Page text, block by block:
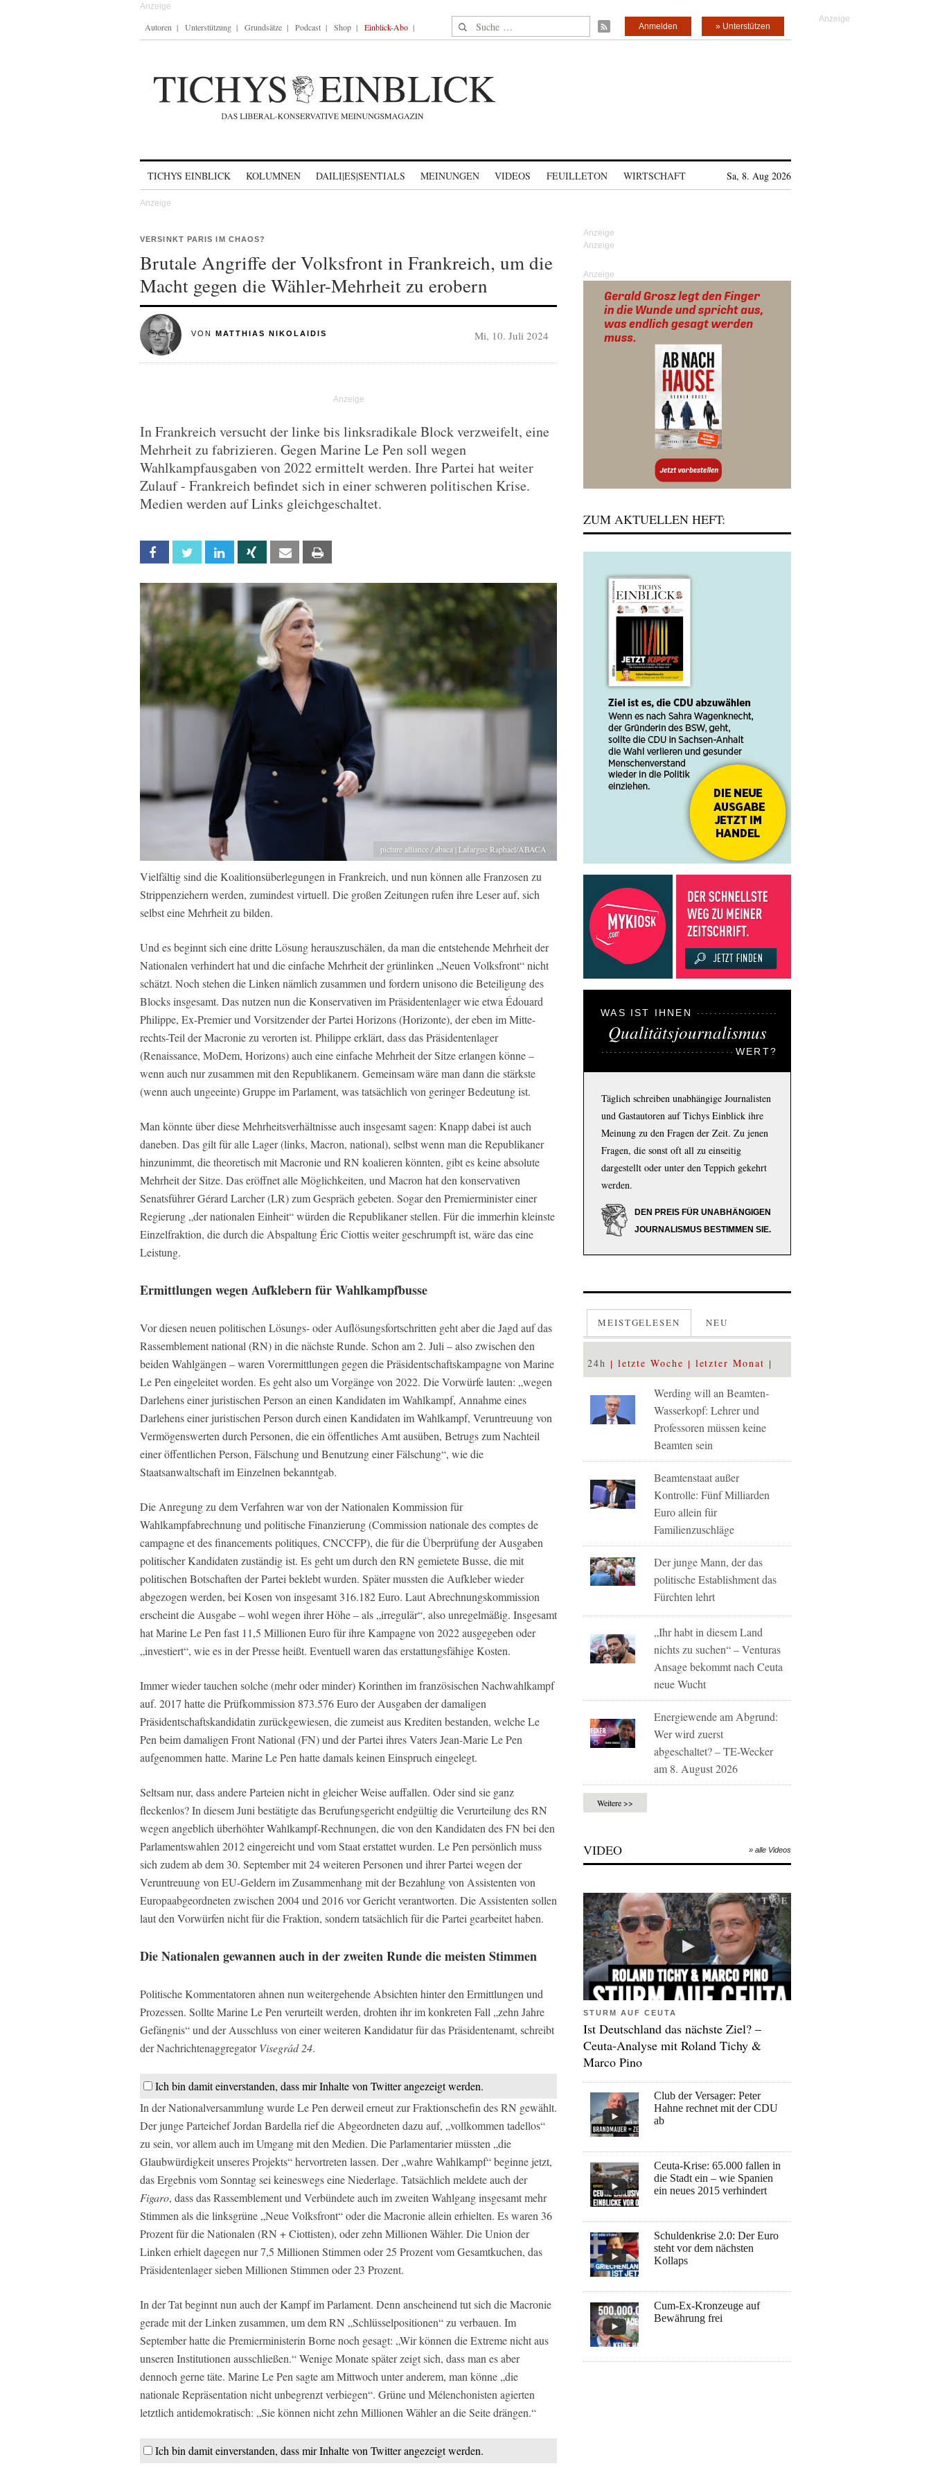
Autoren Unterstützung Grundsätze Podcast Shop Einblick-Abo Suche nach: » Unterstützen
Anmelden
TICHYS EINBLICK KOLUMNEN DAILI|ES|SENTIALS MEINUNGEN VIDEOS FEUILLETON WIRTSCHAFT Sa, 8. Aug 2026
VERSINKT PARIS IM CHAOS?
Brutale Angriffe der Volksfront in Frankreich, um die
Macht gegen die Wähler-Mehrheit zu erobern
VON MATTHIAS NIKOLAIDIS Mi, 10. Juli 2024
In Frankreich versucht der linke bis linksradikale Block verzweifelt, eine
Mehrheit zu fabrizieren. Gegen Marine Le Pen soll wegen
Wahlkampfausgaben von 2022 ermittelt werden. Ihre Partei hat weiter
Zulauf - Frankreich befindet sich in einer schweren politischen Krise.
Medien werden auf Links gleichgeschaltet.
Facebook Twitter Linkedin Xing Email
picture alliance / abaca | Lafargue Raphael/ABACA
Vielfältig sind die Koalitionsüberlegungen in Frankreich, und nun können alle Franzosen zu
Strippenziehern werden, zumindest virtuell. Die großen Zeitungen rufen ihre Leser auf, sich
selbst eine Mehrheit zu bilden.
Und es beginnt sich eine dritte Lösung herauszuschälen, da man die entstehende Mehrheit der
Nationalen verhindert hat und die einfache Mehrheit der grünlinken „Neuen Volksfront“ nicht
schätzt. Noch stehen die Linken nämlich zusammen und fordern unisono die Beteiligung des
Blocks insgesamt. Das nutzen nun die Konservativen im Präsidentenlager wie etwa Édouard
Philippe, Ex-Premier und Vorsitzender der Partei Horizons (Horizonte), der eben im Mitte-
rechts-Teil der Macronie zu verorten ist. Philippe erklärt, dass das Präsidentenlager
(Renaissance, MoDem, Horizons) auch eine einfache Mehrheit der Sitze erlangen könne –
wenn auch nur zusammen mit den Republikanern. Gemeinsam wäre man dann die stärkste
(wenn auch ungeeinte) Gruppe im Parlament, was tatsächlich von geringer Bedeutung ist.
Man könnte über diese Mehrheitsverhältnisse auch insgesamt sagen: Knapp dabei ist auch
daneben. Das gilt für alle Lager (links, Macron, national), selbst wenn man die Republikaner
hinzunimmt, die theoretisch mit Macronie und RN koalieren könnten, gibt es keine absolute
Mehrheit der Sitze. Das eröffnet alle Möglichkeiten, und Macron hat den konservativen
Senatsführer Gérard Larcher (LR) zum Gespräch gebeten. Sogar den Premierminister einer
Regierung „der nationalen Einheit“ würden die Republikaner stellen. Für die immerhin kleinste
Einzelfraktion, die durch die Abspaltung Éric Ciottis weiter geschrumpft ist, wäre das eine
Leistung.
Ermittlungen wegen Aufklebern für Wahlkampfbusse
Vor diesen neuen politischen Lösungs- oder Auflösungsfortschritten geht aber die Jagd auf das
Rassemblement national (RN) in die nächste Runde. Schon am 2. Juli – also zwischen den
beiden Wahlgängen – waren Vorermittlungen gegen die Präsidentschaftskampagne von Marine
Le Pen eingeleitet worden. Es geht also um Vorgänge von 2022. Die Vorwürfe lauten: „wegen
Darlehens einer juristischen Person an einen Kandidaten im Wahlkampf, Annahme eines
Darlehens einer juristischen Person durch einen Kandidaten im Wahlkampf, Veruntreuung von
Vermögenswerten durch Personen, die ein öffentliches Amt ausüben, Betrugs zum Nachteil
einer öffentlichen Person, Fälschung und Benutzung einer Fälschung“, wie die
Staatsanwaltschaft im Einzelnen bekanntgab.
Die Anregung zu dem Verfahren war von der Nationalen Kommission für
Wahlkampfabrechnung und politische Finanzierung (Commission nationale des comptes de
campagne et des financements politiques, CNCCFP), die für die Überprüfung der Ausgaben
politischer Kandidaten zuständig ist. Es geht um durch den RN gemietete Busse, die mit
politischen Botschaften der Partei beklebt wurden. Später mussten die Aufkleber wieder
abgezogen werden, bei Kosen von insgesamt 316.182 Euro. Laut Abrechnungskommission
erscheint die Ausgabe – wohl wegen ihrer Höhe – als „irregulär“, also unregelmäßig. Insgesamt
hat Marine Le Pen fast 11,5 Millionen Euro für ihre Kampagne von 2022 ausgegeben oder
„investiert“, wie es in der Presse heißt. Eventuell waren das erstattungsfähige Kosten.
Immer wieder tauchen solche (mehr oder minder) Korinthen im französischen Nachwahlkampf
auf. 2017 hatte die Prüfkommission 873.576 Euro der Ausgaben der damaligen
Präsidentschaftskandidatin zurückgewiesen, die zumeist aus Krediten bestanden, welche Le
Pen beim damaligen Front National (FN) und der Partei ihres Vaters Jean-Marie Le Pen
aufgenommen hatte. Marine Le Pen hatte damals keinen Einspruch eingelegt.
Seltsam nur, dass andere Parteien nicht in gleicher Weise auffallen. Oder sind sie ganz
fleckenlos? In diesem Juni bestätigte das Berufungsgericht endgültig die Verurteilung des RN
wegen angeblich überhöhter Wahlkampf-Rechnungen, die von den Kandidaten des FN bei den
Parlamentswahlen 2012 eingereicht und vom Staat erstattet wurden. Le Pen persönlich muss
sich zudem ab dem 30. September mit 24 weiteren Personen und ihrer Partei wegen der
Veruntreuung von EU-Geldern im Zusammenhang mit der Bezahlung von Assistenten von
Europaabgeordneten zwischen 2004 und 2016 vor Gericht verantworten. Die Assistenten sollen
laut den Vorwürfen nicht für die Fraktion, sondern tatsächlich für die Partei gearbeitet haben.
Die Nationalen gewannen auch in der zweiten Runde die meisten Stimmen
Politische Kommentatoren ahnen nun weitergehende Absichten hinter den Ermittlungen und
Prozessen. Sollte Marine Le Pen verurteilt werden, drohten ihr im konkreten Fall „zehn Jahre
Gefängnis“ und der Ausschluss von einer weiteren Kandidatur für das Präsidentenamt, schreibt
der NachrichtenaggregatorVisegrád 24.
Ich bin damit einverstanden, dass mir Inhalte von Twitter angezeigt werden.
In der Nationalversammlung wurde Le Pen derweil erneut zur Fraktionschefin des RN gewählt.
Der junge Parteichef Jordan Bardella rief die Abgeordneten dazu auf, „vollkommen tadellos“
zu sein, vor allem auch im Umgang mit den Medien. Die Parlamentarier müssten „die
Glaubwürdigkeit unseres Projekts“ hervortreten lassen. Der „wahre Wahlkampf“ beginne jetzt,
das Ergebnis vom Sonntag sei keineswegs eine Niederlage. Tatsächlich meldete auch der
Figaro, dass das Rassemblement und Verbündete auch im zweiten Wahlgang insgesamt mehr
Stimmen als die linksgrüne „Neue Volksfront“ oder die Macronie allein erhielten. Es waren 36
Prozent für die Nationalen (RN + Ciottisten), oder zehn Millionen Wähler. Die Union der
Linken erhielt dagegen nur 7,5 Millionen Stimmen oder 25 Prozent vom Gesamtkuchen, das
Präsidentenlager sieben Millionen Stimmen oder 23 Prozent.
In der Tat beginnt nun auch der Kampf im Parlament. Denn anscheinend tut sich die Macronie
gerade mit der Linken zusammen, um dem RN „Schlüsselpositionen“ zu verbauen. Im
September hatte die Premierministerin Borne noch gesagt: „Wir können die Extreme nicht aus
unseren Institutionen ausschließen.“ Wenige Monate später zeigt sich, dass man es aber
dennoch gerne täte. Marine Le Pen sagte am Mittwoch unter anderem, man könne „die
nationale Repräsentation nicht unbegrenzt verbiegen“. Grüne und Mélenchonisten agierten
letztlich antidemokratisch: „Sie können nicht zehn Millionen Wähler an die Seite drängen.“
Ich bin damit einverstanden, dass mir Inhalte von Twitter angezeigt werden.
Anzeige
ZUM AKTUELLEN HEFT:
WAS IST IHNEN
Qualitätsjournalismus
WERT?
Täglich schreiben unabhängige Journalisten
und Gastautoren auf Tichys Einblick ihre
Meinung zu den Fragen der Zeit. Zu jenen
Fragen, die sonst oft all zu einseitig
dargestellt oder unter den Teppich gekehrt
werden.
DEN PREIS FÜR UNABHÄNGIGEN
JOURNALISMUS BESTIMMEN SIE.
MEISTGELESEN NEU
24h letzte Woche letzter Monat
Werding will an Beamten-
Wasserkopf: Lehrer und
Professoren müssen keine
Beamten sein
Beamtenstaat außer
Kontrolle: Fünf Milliarden
Euro allein für
Familienzuschläge
Der junge Mann, der das
politische Establishment das
Fürchten lehrt
„Ihr habt in diesem Land
nichts zu suchen“ – Venturas
Ansage bekommt nach Ceuta
neue Wucht
Energiewende am Abgrund:
Wer wird zuerst
abgeschaltet? – TE-Wecker
am 8. August 2026
Weitere >>
VIDEO » alle Videos
STURM AUF CEUTA
Ist Deutschland das nächste Ziel? –
Ceuta-Analyse mit Roland Tichy &
Marco Pino
Club der Versager: Peter
Hahne rechnet mit der CDU
ab
Ceuta-Krise: 65.000 fallen in
die Stadt ein – wie Spanien
ein neues 2015 verhindert
Schuldenkrise 2.0: Der Euro
steht vor dem nächsten
Kollaps
Cum-Ex-Kronzeuge auf
Bewährung frei